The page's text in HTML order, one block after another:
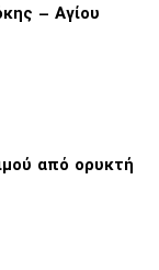
– Αγίου
από ορυκτή